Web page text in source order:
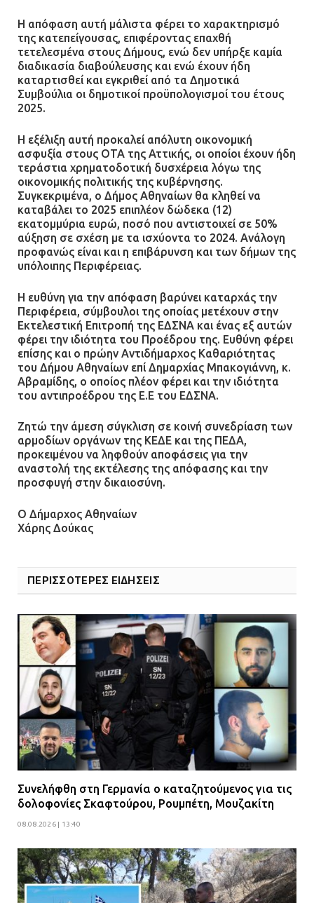
Η απόφαση αυτή μάλιστα φέρει το χαρακτηρισμό
της κατεπείγουσας, επιφέροντας επαχθή
τετελεσμένα στους Δήμους, ενώ δεν υπήρξε καμία
διαδικασία διαβούλευσης και ενώ έχουν ήδη
καταρτισθεί και εγκριθεί από τα Δημοτικά
Συμβούλια οι δημοτικοί προϋπολογισμοί του έτους
2025.
Η εξέλιξη αυτή προκαλεί απόλυτη οικονομική
ασφυξία στους ΟΤΑ της Αττικής, οι οποίοι έχουν ήδη
τεράστια χρηματοδοτική δυσχέρεια λόγω της
οικονομικής πολιτικής της κυβέρνησης.
Συγκεκριμένα, ο Δήμος Αθηναίων θα κληθεί να
καταβάλει το 2025 επιπλέον δώδεκα (12)
εκατομμύρια ευρώ, ποσό που αντιστοιχεί σε 50%
αύξηση σε σχέση με τα ισχύοντα το 2024. Ανάλογη
προφανώς είναι και η επιβάρυνση και των δήμων της
υπόλοιπης Περιφέρειας.
Η ευθύνη για την απόφαση βαρύνει καταρχάς την
Περιφέρεια, σύμβουλοι της οποίας μετέχουν στην
Εκτελεστική Επιτροπή της ΕΔΣΝΑ και ένας εξ αυτών
φέρει την ιδιότητα του Προέδρου της. Ευθύνη φέρει
επίσης και ο πρώην Αντιδήμαρχος Καθαριότητας
του Δήμου Αθηναίων επί Δημαρχίας Μπακογιάννη, κ.
Αβραμίδης, ο οποίος πλέον φέρει και την ιδιότητα
του αντιπροέδρου της Ε.Ε του ΕΔΣΝΑ.
Ζητώ την άμεση σύγκλιση σε κοινή συνεδρίαση των
αρμοδίων οργάνων της ΚΕΔΕ και της ΠΕΔΑ,
προκειμένου να ληφθούν αποφάσεις για την
αναστολή της εκτέλεσης της απόφασης και την
προσφυγή στην δικαιοσύνη.
Ο Δήμαρχος Αθηναίων
Χάρης Δούκας
ΠΕΡΙΣΣΟΤΕΡΕΣ ΕΙΔΗΣΕΙΣ
Συνελήφθη στη Γερμανία ο καταζητούμενος για τις
δολοφονίες Σκαφτούρου, Ρουμπέτη, Μουζακίτη
08.08.2026 | 13:40